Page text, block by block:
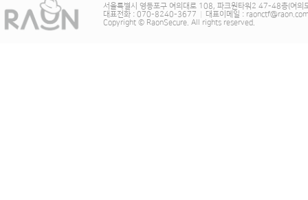
서울특별시 영등포구 여의대로 108, 파크원타워2 47-48층(여의
대표전화 : 070-8240-3677
대표이메일 :
Copyright © RaonSecure. All rights reserved.